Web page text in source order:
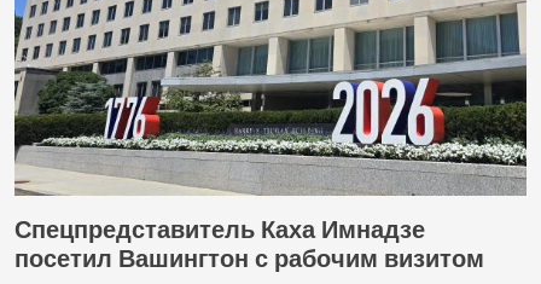
Спецпредставитель Каха Имнадзе
посетил Вашингтон с рабочим визитом